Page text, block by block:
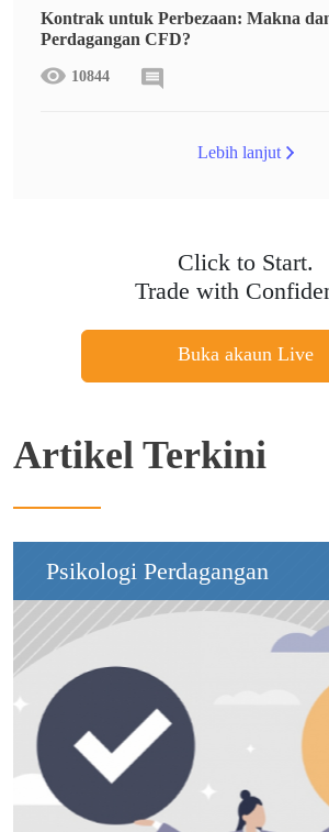
Kontrak untuk Perbezaan: Makna
Perdagangan CFD?
10844
Lebih lanjut
Click to Start.
Trade with
Buka akaun Live
Artikel Terkini
Psikologi Perdagangan